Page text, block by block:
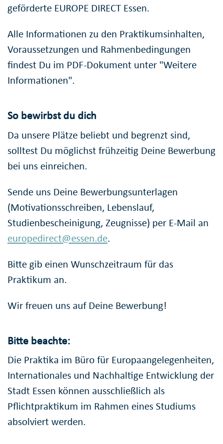
geförderte EUROPE DIRECT Essen.
Alle Informationen zu den Praktikumsinhalten,
Voraussetzungen und Rahmenbedingungen
findest Du im PDF-Dokument unter "Weitere
Informationen".
So bewirbst du dich
Da unsere Plätze beliebt und begrenzt sind,
solltest Du möglichst frühzeitig Deine Bewerbung
bei uns einreichen.
Sende uns Deine Bewerbungsunterlagen
(Motivationsschreiben, Lebenslauf,
Studienbescheinigung, Zeugnisse) per E-Mail an
europedirect@essen.de.
Bitte gib einen Wunschzeitraum für das
Praktikum an.
Wir freuen uns auf Deine Bewerbung!
Bitte beachte:
Die Praktika im Büro für Europaangelegenheiten,
Internationales und Nachhaltige Entwicklung der
Stadt Essen können ausschließlich als
Pflichtpraktikum im Rahmen eines Studiums
absolviert werden.